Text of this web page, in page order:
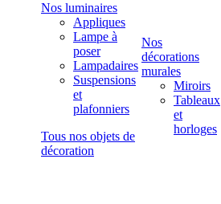
Nos luminaires
Appliques
Lampe à
poser
Lampadaires
Suspensions
et
plafonniers
Tous nos objets de
décoration
Nos
décorations
murales
Miroirs
Tableaux
et
horloges